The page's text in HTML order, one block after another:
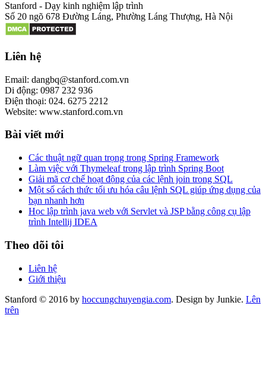
Stanford - Dạy kinh nghiệm lập trình
Số 20 ngõ 678 Đường Láng, Phường Láng Thượng, Hà Nội
Liên hệ
Email: dangbq@stanford.com.vn
Di động: 0987 232 936
Điện thoại: 024. 6275 2212
Website: www.stanford.com.vn
Bài viết mới
Các thuật ngữ quan trọng trong Spring Framework
Làm việc với Thymeleaf trong lập trình Spring Boot
Giải mã cơ chế hoạt động của các lệnh join trong SQL
Một số cách thức tối ưu hóa câu lệnh SQL giúp ứng dụng của
bạn nhanh hơn
Học lập trình java web với Servlet và JSP bằng công cụ lập
trình Intellij IDEA
Theo dõi tôi
Liên hệ
Giới thiệu
Stanford © 2016 by hoccungchuyengia.com. Design by Junkie. Lên
trên